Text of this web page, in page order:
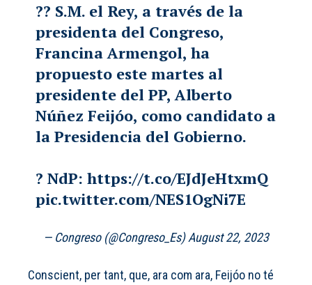
?? S.M. el Rey, a través de la
presidenta del Congreso,
Francina Armengol, ha
propuesto este martes al
presidente del PP, Alberto
Núñez Feijóo, como candidato a
la Presidencia del Gobierno.
? NdP:https://t.co/EJdJeHtxmQ
pic.twitter.com/NES1OgNi7E
— Congreso (@Congreso_Es)August 22, 2023
Conscient, per tant, que, ara com ara, Feijóo no té